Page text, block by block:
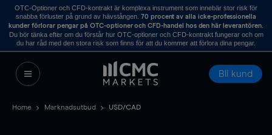
OTC-Optioner och CFD-kontrakt är komplexa instrument som innebär stor risk för
snabba förluster på grund av hävstången. 70 procent av alla icke-professionella
kunder förlorar pengar på OTC-optioner och CFD-handel hos den här leverantören.
Du bör tänka efter om du förstår hur OTC-optioner och CFD-kontrakt fungerar och om
du har råd med den stora risk som finns för att du kommer att förlora dina pengar.
Bli kund
Home Marknadsutbud USD/CAD